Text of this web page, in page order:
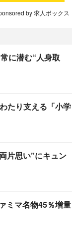
by 求人ボックス
に潜む“人身取
たり支える「小学
片思い”にキュン
ミマ名物45％増量